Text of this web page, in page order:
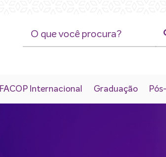
FACOP Internacional Graduação